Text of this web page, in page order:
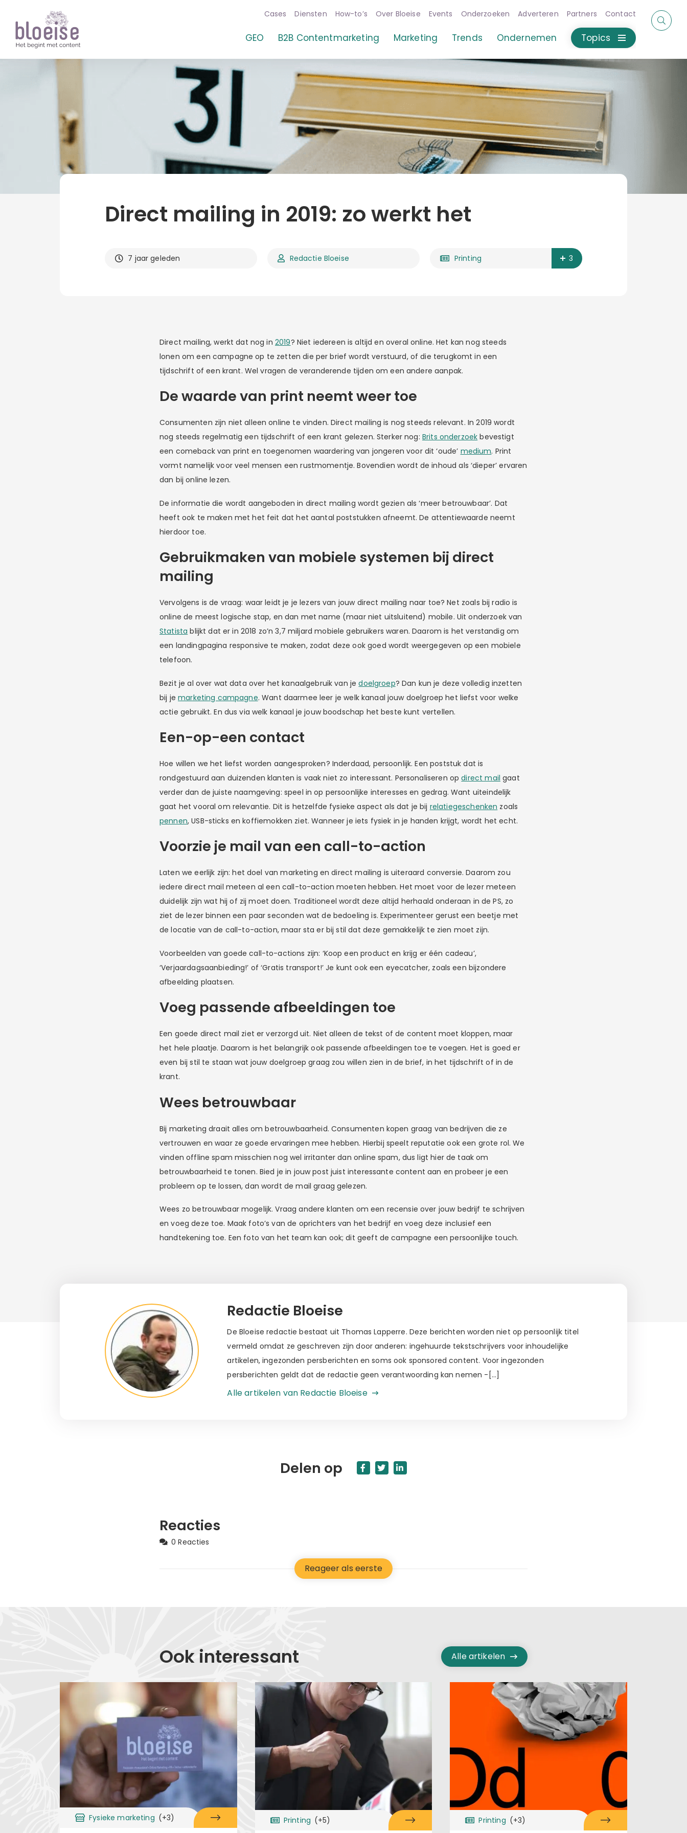
Artikelen
Cases Diensten How-to’s Over Bloeise Events Onderzoeken Adverteren Partners Contact
GEO B2B Contentmarketing Marketing Trends Ondernemen Topics
Direct mailing in 2019: zo werkt het
7 jaar geleden Redactie Bloeise Printing 3
Direct mailing, werkt dat nog in 2019? Niet iedereen is altijd en overal online. Het kan nog steeds
lonen om een campagne op te zetten die per brief wordt verstuurd, of die terugkomt in een
tijdschrift of een krant. Wel vragen de veranderende tijden om een andere aanpak.
De waarde van print neemt weer toe
Consumenten zijn niet alleen online te vinden. Direct mailing is nog steeds relevant. In 2019 wordt
nog steeds regelmatig een tijdschrift of een krant gelezen. Sterker nog: Brits onderzoek bevestigt
een comeback van print en toegenomen waardering van jongeren voor dit ‘oude’ medium. Print
vormt namelijk voor veel mensen een rustmomentje. Bovendien wordt de inhoud als ‘dieper’ ervaren
dan bij online lezen.
De informatie die wordt aangeboden in direct mailing wordt gezien als ‘meer betrouwbaar’. Dat
heeft ook te maken met het feit dat het aantal poststukken afneemt. De attentiewaarde neemt
hierdoor toe.
Gebruikmaken van mobiele systemen bij direct
mailing
Vervolgens is de vraag: waar leidt je je lezers van jouw direct mailing naar toe? Net zoals bij radio is
online de meest logische stap, en dan met name (maar niet uitsluitend) mobile. Uit onderzoek van
Statista blijkt dat er in 2018 zo’n 3,7 miljard mobiele gebruikers waren. Daarom is het verstandig om
een landingpagina responsive te maken, zodat deze ook goed wordt weergegeven op een mobiele
telefoon.
Bezit je al over wat data over het kanaalgebruik van jedoelgroep? Dan kun je deze volledig inzetten
bij jemarketing campagne. Want daarmee leer je welk kanaal jouw doelgroep het liefst voor welke
actie gebruikt. En dus via welk kanaal je jouw boodschap het beste kunt vertellen.
Een-op-een contact
Hoe willen we het liefst worden aangesproken? Inderdaad, persoonlijk. Een poststuk dat is
rondgestuurd aan duizenden klanten is vaak niet zo interessant. Personaliseren opdirect mail gaat
verder dan de juiste naamgeving: speel in op persoonlijke interesses en gedrag. Want uiteindelijk
gaat het vooral om relevantie. Dit is hetzelfde fysieke aspect als dat je bij relatiegeschenken zoals
pennen, USB-sticks en koffiemokken ziet. Wanneer je iets fysiek in je handen krijgt, wordt het echt.
Voorzie je mail van een call-to-action
Laten we eerlijk zijn: het doel van marketing en direct mailing is uiteraard conversie. Daarom zou
iedere direct mail meteen al een call-to-action moeten hebben. Het moet voor de lezer meteen
duidelijk zijn wat hij of zij moet doen. Traditioneel wordt deze altijd herhaald onderaan in de PS, zo
ziet de lezer binnen een paar seconden wat de bedoeling is. Experimenteer gerust een beetje met
de locatie van de call-to-action, maar sta er bij stil dat deze gemakkelijk te zien moet zijn.
Voorbeelden van goede call-to-actions zijn: ‘Koop een product en krijg er één cadeau’,
‘Verjaardagsaanbieding!’ of ‘Gratis transport!’ Je kunt ook een eyecatcher, zoals een bijzondere
afbeelding plaatsen.
Voeg passende afbeeldingen toe
Een goede direct mail ziet er verzorgd uit. Niet alleen de tekst of de content moet kloppen, maar
het hele plaatje. Daarom is het belangrijk ook passende afbeeldingen toe te voegen. Het is goed er
even bij stil te staan wat jouw doelgroep graag zou willen zien in de brief, in het tijdschrift of in de
krant.
Wees betrouwbaar
Bij marketing draait alles om betrouwbaarheid. Consumenten kopen graag van bedrijven die ze
vertrouwen en waar ze goede ervaringen mee hebben. Hierbij speelt reputatie ook een grote rol. We
vinden offline spam misschien nog wel irritanter dan online spam, dus ligt hier de taak om
betrouwbaarheid te tonen. Bied je in jouw post juist interessante content aan en probeer je een
probleem op te lossen, dan wordt de mail graag gelezen.
Wees zo betrouwbaar mogelijk. Vraag andere klanten om een recensie over jouw bedrijf te schrijven
en voeg deze toe. Maak foto’s van de oprichters van het bedrijf en voeg deze inclusief een
handtekening toe. Een foto van het team kan ook; dit geeft de campagne een persoonlijke touch.
Redactie Bloeise
De Bloeise redactie bestaat uit Thomas Lapperre. Deze berichten worden niet op persoonlijk titel
vermeld omdat ze geschreven zijn door anderen: ingehuurde tekstschrijvers voor inhoudelijke
artikelen, ingezonden persberichten en soms ook sponsored content. Voor ingezonden
persberichten geldt dat de redactie geen verantwoording kan nemen -[…]
Alle artikelen van Redactie Bloeise
Delen op
Reacties
0 Reacties
Reageer als eerste
Ook interessant Alle artikelen
Fysieke marketing (+3) Printing (+5) Printing (+3)